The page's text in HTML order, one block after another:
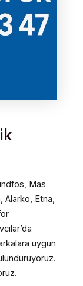
Mas
Etna,
uygun